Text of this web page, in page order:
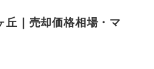
丘｜売却価格相場・マ